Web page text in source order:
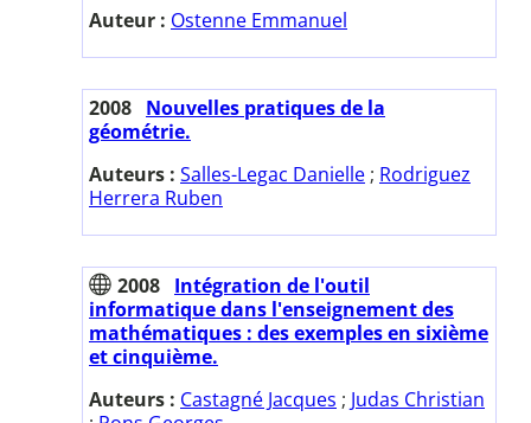
Auteur : Ostenne Emmanuel
2008 Nouvelles pratiques de la
géométrie.
Auteurs : Salles-Legac Danielle ; Rodriguez
Herrera Ruben
2008 Intégration de l'outil
informatique dans l'enseignement des
mathématiques : des exemples en sixième
et cinquième.
Auteurs : Castagné Jacques ; Judas Christian